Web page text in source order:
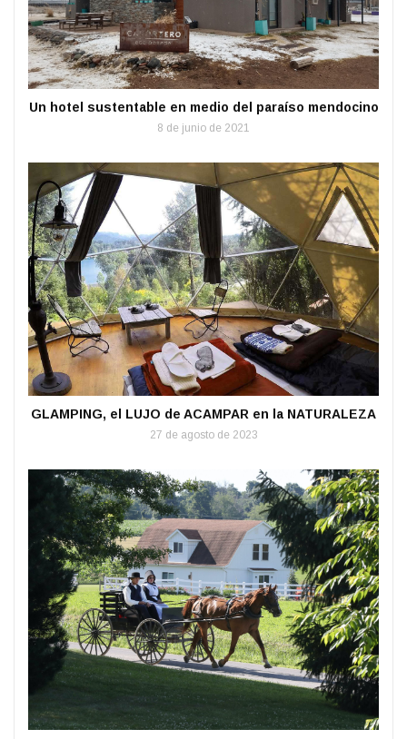
Un hotel sustentable en medio del paraíso mendocino
8 de junio de 2021
GLAMPING, el LUJO de ACAMPAR en la NATURALEZA
27 de agosto de 2023